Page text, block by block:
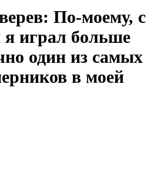
По-моему, с
играл больше
один из самых
в моей